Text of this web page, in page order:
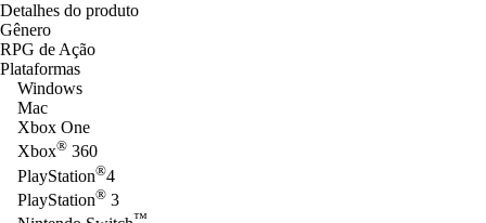
Detalhes do produto
Gênero
RPG de Ação
Plataformas
Windows
Mac
Xbox One
Xbox® 360
PlayStation®4
PlayStation® 3
™